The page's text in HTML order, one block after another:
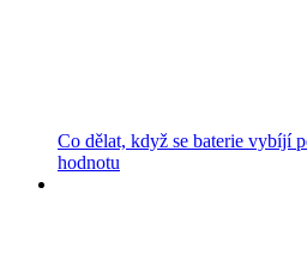
Co dělat, když se baterie vybíjí
hodnotu